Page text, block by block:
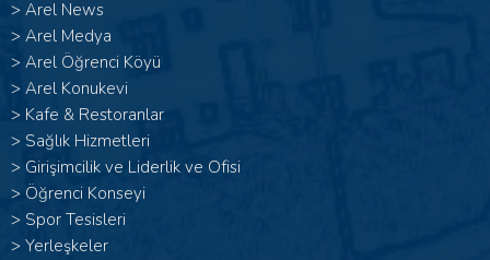
> Arel News
> Arel Medya
> Arel Öğrenci Köyü
> Arel Konukevi
> Kafe & Restoranlar
> Sağlık Hizmetleri
> Girişimcilik ve Liderlik ve Ofisi
> Öğrenci Konseyi
> Spor Tesisleri
> Yerleşkeler